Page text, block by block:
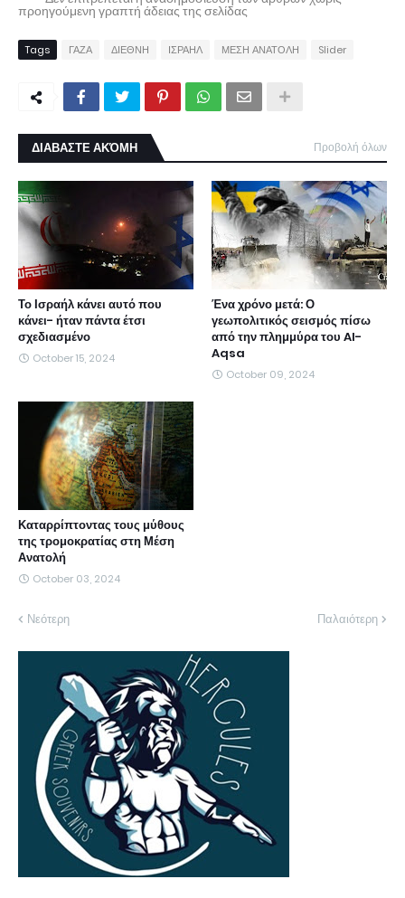
προηγούμενη γραπτή άδειας της σελίδας
Tags ΓΑΖΑ ΔΙΕΘΝΗ ΙΣΡΑΗΛ ΜΕΣΗ ΑΝΑΤΟΛΗ Slider
ΔΙΑΒΑΣΤΕ ΑΚΌΜΗ Προβολή όλων
Το Ισραήλ κάνει αυτό που
κάνει- ήταν πάντα έτσι
σχεδιασμένο
October 15, 2024
Ένα χρόνο μετά: Ο
γεωπολιτικός σεισμός πίσω
από την πλημμύρα του Al-
Aqsa
October 09, 2024
Καταρρίπτοντας τους μύθους
της τρομοκρατίας στη Μέση
Ανατολή
October 03, 2024
Νεότερη Παλαιότερη